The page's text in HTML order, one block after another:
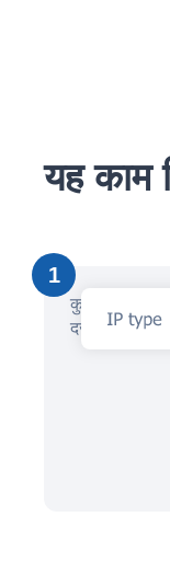
यह काम
1
कुछ ही मिनटों
दर्जनों